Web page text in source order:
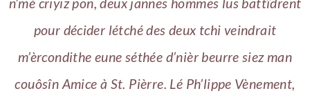
n’mé criyiz pon, deux jannes hommes lus battîdrent
pour décider létché des deux tchi veindrait
m’èrcondithe eune séthée d’nièr beurre siez man
couôsîn Amice à St. Pièrre. Lé Ph’lippe Vènement,